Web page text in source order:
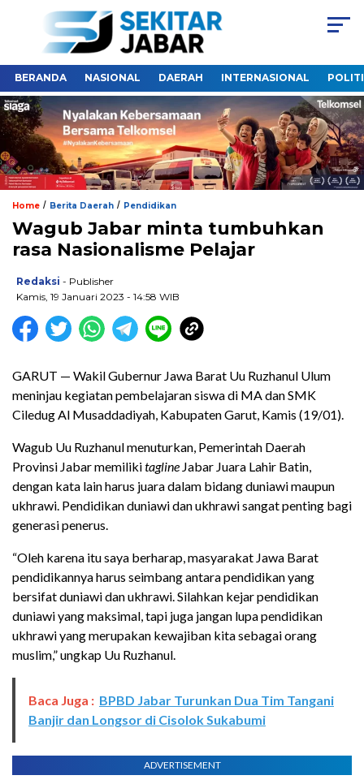
BERANDA NASIONAL DAERAH INTERNASIONAL
Home / Berita Daerah / Pendidikan
Wagub Jabar minta tumbuhkan
rasa Nasionalisme Pelajar
Redaksi - Publisher
Kamis, 19 Januari 2023 - 14:58 WIB
GARUT — Wakil Gubernur Jawa Barat Uu Ruzhanul Ulum
meninjau kegiatan pembelajaran siswa di MA dan SMK
Ciledug Al Musaddadiyah, Kabupaten Garut, Kamis (19/01).
Wagub Uu Ruzhanul menuturkan, Pemerintah Daerah
Provinsi Jabar memilikitagline Jabar Juara Lahir Batin,
dengan kata lain harus juara dalam bidang duniawi maupun
ukhrawi. Pendidikan duniawi dan ukhrawi sangat penting bagi
generasi penerus.
“Oleh karena itu saya berharap, masyarakat Jawa Barat
pendidikannya harus seimbang antara pendidikan yang
bersifat duniawi dan ukhrawi. Silahkan kejar pendidikan
duniawi yang maksimal, tapi juga jangan lupa pendidikan
ukhrawi yang merupakan kewajiban kita sebagai orang
muslim,” ungkap Uu Ruzhanul.
Baca Juga : BPBD Jabar Turunkan Dua Tim Tangani
Banjir dan Longsor di Cisolok Sukabumi
ADVERTISEMENT